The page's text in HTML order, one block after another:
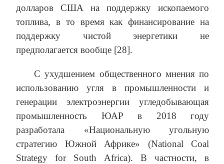
долларов США на поддержку ископаемого
топлива, в то время как финансирование на
поддержку чистой энергетики не
предполагается вообще [28].
С ухудшением общественного мнения по
использованию угля в промышленности и
генерации электроэнергии угледобывающая
промышленность ЮАР в 2018 году
разработала «Национальную угольную
стратегию Южной Африке» (National Coal
Strategy for South Africa). В частности, в